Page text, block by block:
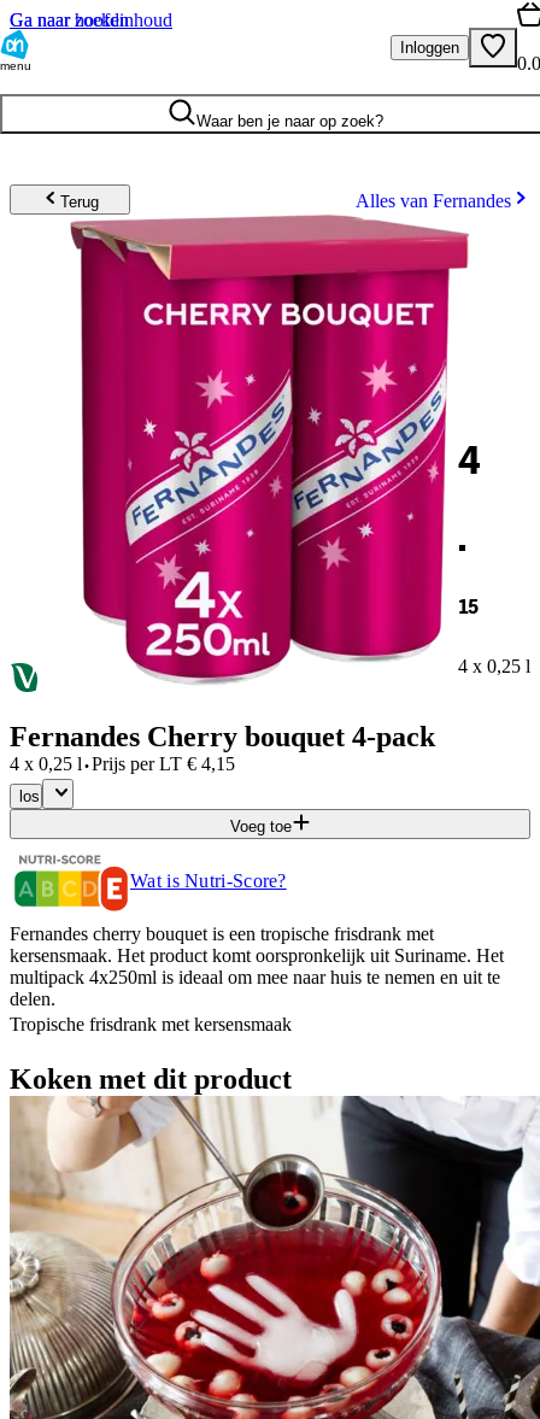
Ga naar hoofdinhoud
Ga naar zoeken
menu
Inloggen
Waar ben je naar op zoek?
Terug Alles van Fernandes
4
.
15
4 x 0,25 l
Fernandes Cherry bouquet 4-pack
4 x 0,25 l·Prijs per LT € 4,15
los
Voeg toe
Wat is Nutri-Score?
Fernandes cherry bouquet is een tropische frisdrank met
kersensmaak. Het product komt oorspronkelijk uit Suriname. Het
multipack 4x250ml is ideaal om mee naar huis te nemen en uit te
delen.
Tropische frisdrank met kersensmaak
Koken met dit product